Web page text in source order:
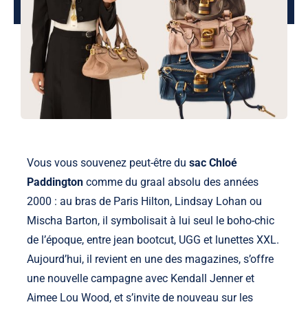
Vous vous souvenez peut-être du sac Chloé
Paddingtoncomme du graal absolu des années
2000 : au bras de Paris Hilton, Lindsay Lohan ou
Mischa Barton, il symbolisait à lui seul le boho-chic
de l’époque, entre jean bootcut, UGG et lunettes XXL.
Aujourd’hui, il revient en une des magazines, s’offre
une nouvelle campagne avec Kendall Jenner et
Aimee Lou Wood, et s’invite de nouveau sur les